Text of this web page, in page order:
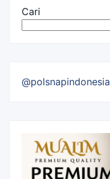
Cari
@polsnapindonesia